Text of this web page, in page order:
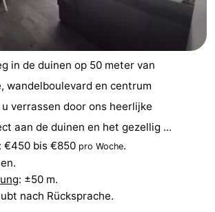
in de duinen op 50 meter van
wandelboulevard en centrum
verrassen door ons heerlijke
aan de duinen en het gezellig ...
€450 bis €850 pro Woche.
: ±50 m.
nach Rücksprache.